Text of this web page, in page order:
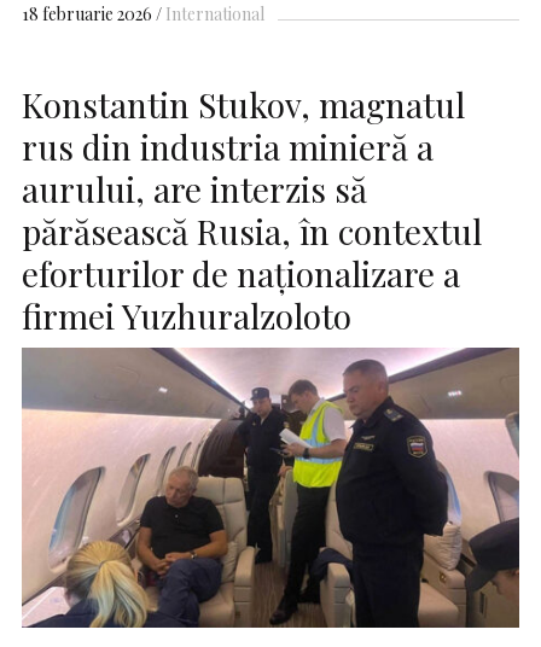
18 februarie 2026 International
Konstantin Stukov, magnatul
rus din industria minieră a
aurului, are interzis să
părăsească Rusia, în contextul
eforturilor de naționalizare a
firmei Yuzhuralzoloto